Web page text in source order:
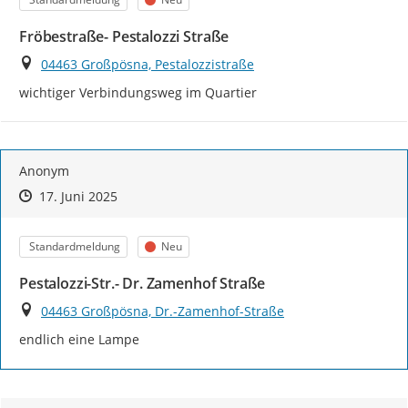
Fröbestraße- Pestalozzi Straße
Ort
04463 Großpösna, Pestalozzistraße
wichtiger Verbindungsweg im Quartier
Anonym
Zeitpunkt des Erstellens
Zeitpunkt des Erstellens
17. Juni 2025Zur Äußerung
Kategorie
Standardmeldung Status
Neu
Pestalozzi-Str.- Dr. Zamenhof Straße
Ort
04463 Großpösna, Dr.-Zamenhof-Straße
endlich eine Lampe